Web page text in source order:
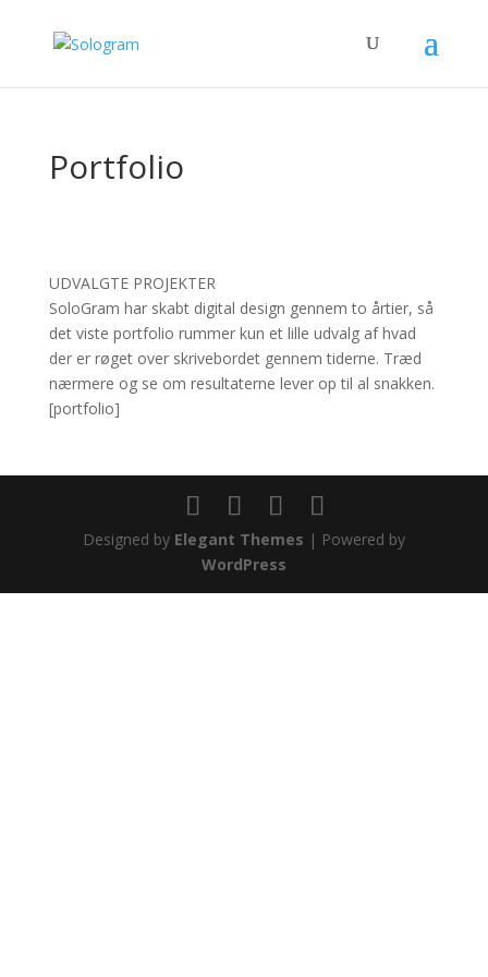
Portfolio
UDVALGTE PROJEKTER
SoloGram har skabt digital design gennem to årtier, så
det viste portfolio rummer kun et lille udvalg af hvad
der er røget over skrivebordet gennem tiderne. Træd
nærmere og se om resultaterne lever op til al snakken.
[portfolio]
Designed by Elegant Themes | Powered by
WordPress